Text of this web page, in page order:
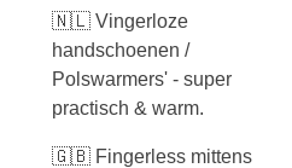
🇳🇱 Vingerloze
handschoenen /
Polswarmers' - super
practisch & warm.
🇬🇧 Fingerless mittens